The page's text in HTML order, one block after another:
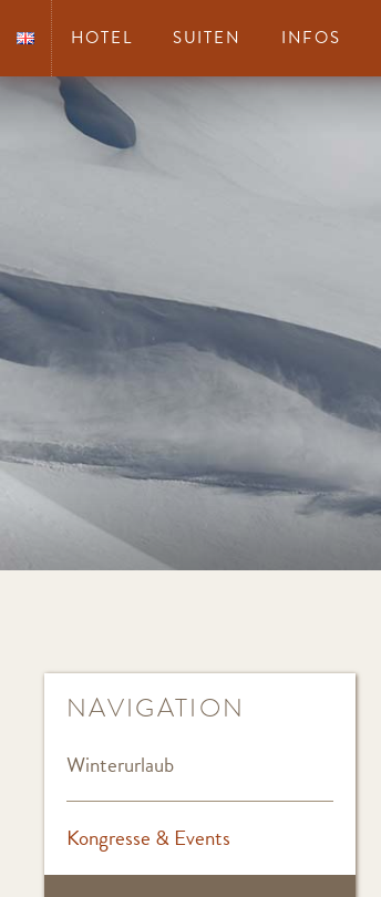
HOTEL SUITEN INFOS
NAVIGATION
Winterurlaub
Kongresse & Events